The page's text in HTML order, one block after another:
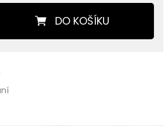
DO KOŠÍKU